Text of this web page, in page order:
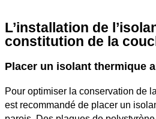
L’installation de
constitution de la
Placer un isolant thermique
Pour optimiser la conservation de
est recommandé de placer un